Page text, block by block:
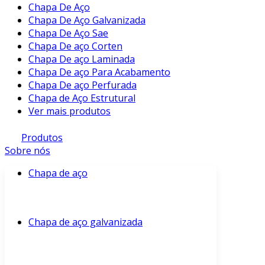
Chapa De Aço
Chapa De Aço Galvanizada
Chapa De Aço Sae
Chapa De aço Corten
Chapa De aço Laminada
Chapa De aço Para Acabamento
Chapa De aço Perfurada
Chapa de Aço Estrutural
Ver mais produtos
Produtos
Sobre nós
Chapa de aço
Chapa de aço galvanizada